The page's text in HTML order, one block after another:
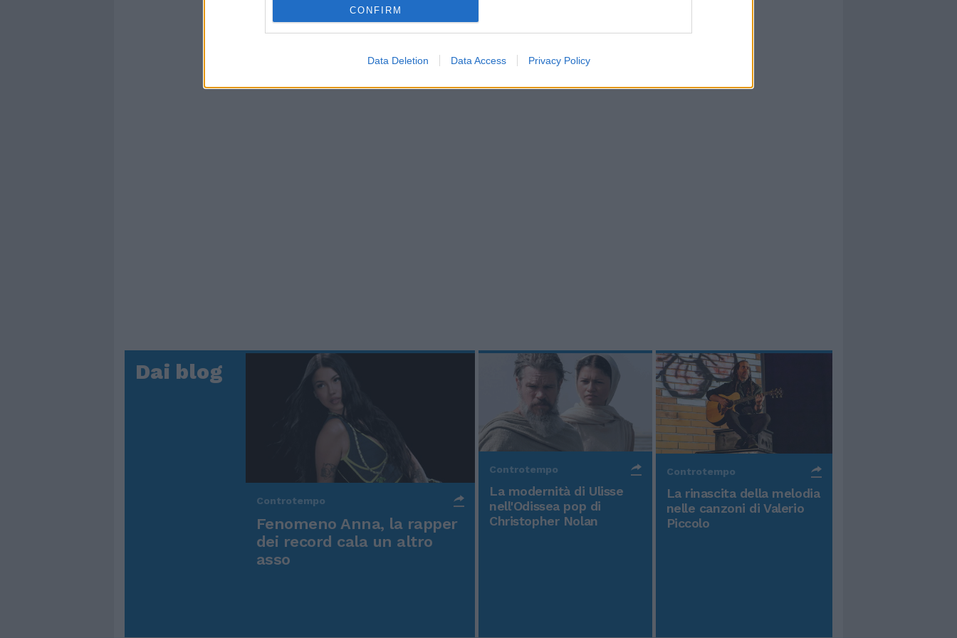
CONFIRM
Data Deletion Data Access Privacy Policy
Dai blog
Controtempo
Fenomeno Anna, la rapper
dei record cala un altro
asso
Controtempo
La modernità di Ulisse
nell'Odissea pop di
Christopher Nolan
Controtempo
La rinascita della melodia
nelle canzoni di Valerio
Piccolo